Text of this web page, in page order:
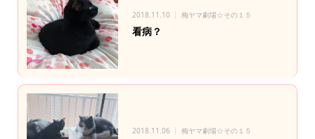
2018.11.10 梅ヤマ劇場☆その１５
看病？
2018.11.06 梅ヤマ劇場☆その１５